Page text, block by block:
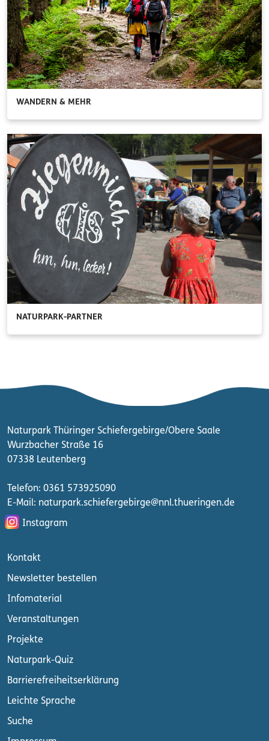
WANDERN & MEHR
NATURPARK-PARTNER
Naturpark Thüringer Schiefergebirge/Obere Saale
Wurzbacher Straße 16
07338 Leutenberg
Telefon: 0361 573925090
E-Mail: naturpark.schiefergebirge@nnl.thueringen.de
Instagram
Kontakt
Newsletter bestellen
Infomaterial
Veranstaltungen
Projekte
Naturpark-Quiz
Barrierefreiheitserklärung
Leichte Sprache
Suche